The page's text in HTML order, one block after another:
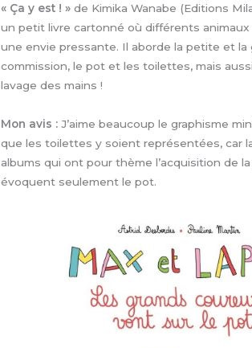
« Ça y est ! » de Kimika Wanabe (Editions
un petit livre cartonné où différents
une envie pressante. Il aborde la petite et la
commission, le pot et les toilettes, mais
lavage des mains !
Mon avis : J’aime beaucoup le graphisme
que les toilettes y soient représentées, car
albums qui ont pour thème l’acquisition de
évoquent seulement le pot.